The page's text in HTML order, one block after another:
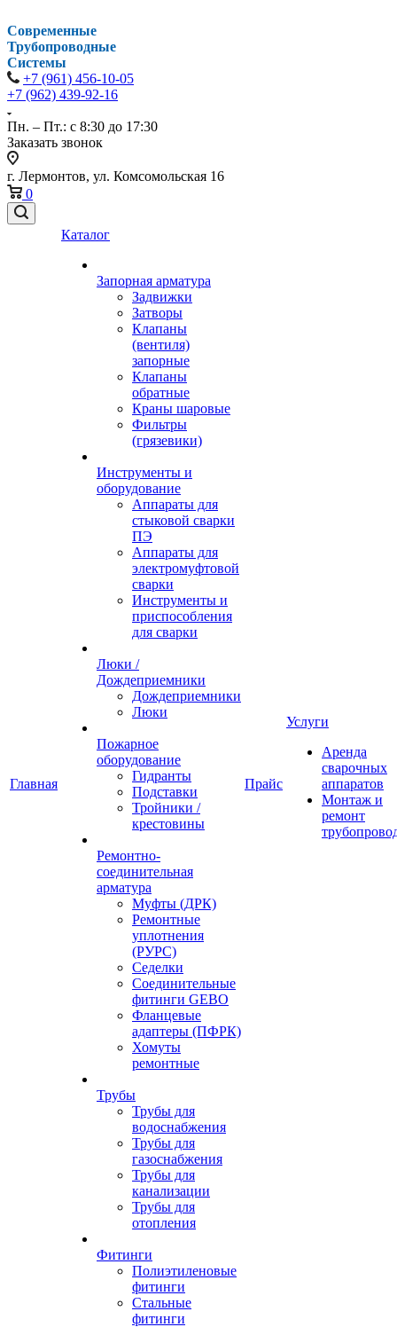
Современные
Трубопроводные
Системы
+7 (961) 456-10-05
+7 (962) 439-92-16
Пн. – Пт.: с 8:30 до 17:30
Заказать звонок
г. Лермонтов, ул. Комсомольская 16
0
Главная
Каталог
Запорная арматура
Задвижки
Затворы
Клапаны
(вентиля)
запорные
Клапаны
обратные
Краны шаровые
Фильтры
(грязевики)
Инструменты и
оборудование
Аппараты для
стыковой сварки
ПЭ
Аппараты для
электромуфтовой
сварки
Инструменты и
приспособления
для сварки
Люки /
Дождеприемники
Дождеприемники
Люки
Пожарное
оборудование
Гидранты
Подставки
Тройники /
крестовины
Ремонтно-
соединительная
арматура
Муфты (ДРК)
Ремонтные
уплотнения
(РУРС)
Седелки
Соединительные
фитинги GEBO
Фланцевые
адаптеры (ПФРК)
Хомуты
ремонтные
Трубы
Трубы для
водоснабжения
Трубы для
газоснабжения
Трубы для
канализации
Трубы для
отопления
Фитинги
Полиэтиленовые
фитинги
Стальные
фитинги
Прайс
Услуги
Аренда
сварочных
аппаратов
Монтаж и
ремонт